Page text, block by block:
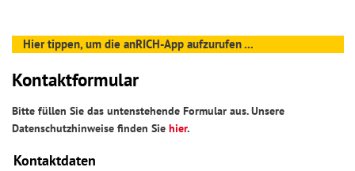
Hier tippen, um die anRICH-App aufzurufen ...
Kontaktformular
Bitte füllen Sie das untenstehende Formular aus. Unsere
Datenschutzhinweise finden Sie hier.
Kontaktdaten